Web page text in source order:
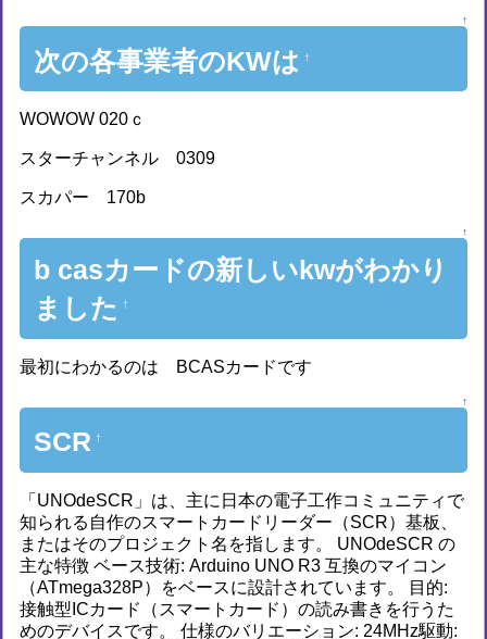
↑
次の各事業者のKWは †
WOWOW 020ｃ
スターチャンネル 0309
スカパー 170b
↑
b casカードの新しいkwがわかり
ました
†
最初にわかるのは BCASカードです
↑
SCR †
「UNOdeSCR」は、主に日本の電子工作コミュニティで
知られる自作のスマートカードリーダー（SCR）基板、
またはそのプロジェクト名を指します。 UNOdeSCR の
主な特徴 ベース技術: Arduino UNO R3 互換のマイコン
（ATmega328P）をベースに設計されています。 目的:
接触型ICカード（スマートカード）の読み書きを行うた
めのデバイスです。 仕様のバリエーション: 24MHz駆動: